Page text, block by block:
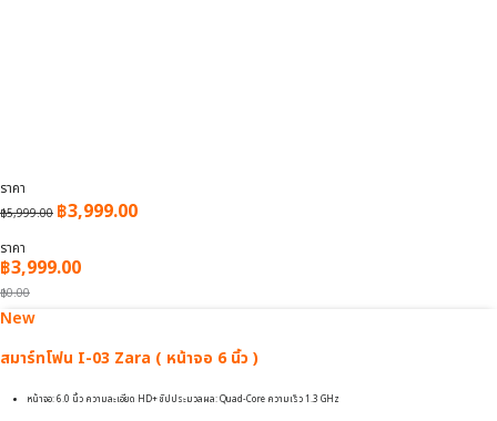
ราคา
฿5,999.00 ฿3,999.00
ราคา
฿3,999.00
฿0.00
New
สมาร์ทโฟน I-03 Zara ( หน้าจอ 6 นิ้ว )
หน้าจอ: 6.0 นิ้ว ความละเอียด HD+ ชิปประมวลผล: Quad-Core ความเร็ว 1.3 GHz